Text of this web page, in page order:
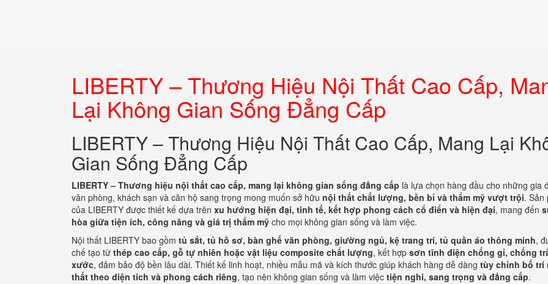
LIBERTY – Thương Hiệu Nội Thất Cao Cấp,
Lại Không Gian Sống Đẳng Cấp
LIBERTY – Thương Hiệu Nội Thất Cao Cấp, Mang Lại
Gian Sống Đẳng Cấp
LIBERTY – Thương hiệu nội thất cao cấp, mang lại không gian sống đẳng cấp là lựa chọn hàng đầu cho những gia
văn phòng, khách sạn và căn hộ sang trọng mong muốn sở hữu nội thất chất lượng, bền bỉ và thẩm mỹ vượt trội. Sản
của LIBERTY được thiết kế dựa trên xu hướng hiện đại, tinh tế, kết hợp phong cách cổ điển và hiện đại, mang đến
hòa giữa tiện ích, công năng và giá trị thẩm mỹ cho mọi không gian sống và làm việc.
Nội thất LIBERTY bao gồm tủ sắt, tủ hồ sơ, bàn ghế văn phòng, giường ngủ, kệ trang trí, tủ quần áo thông minh,
chế tạo từ thép cao cấp, gỗ tự nhiên hoặc vật liệu composite chất lượng, kết hợp sơn tĩnh điện chống gỉ, chống
xước, đảm bảo độ bền lâu dài. Thiết kế linh hoạt, nhiều mẫu mã và kích thước giúp khách hàng dễ dàng tùy chỉnh bố trí
thất theo diện tích và phong cách riêng, tạo nên không gian sống và làm việc tiện nghi, sang trọng và đẳng cấp.